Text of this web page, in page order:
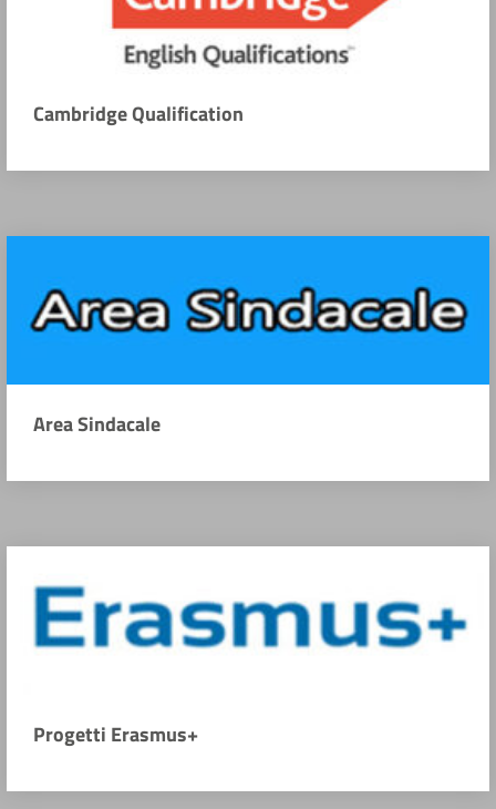
Cambridge Qualification
Area Sindacale
Progetti Erasmus+